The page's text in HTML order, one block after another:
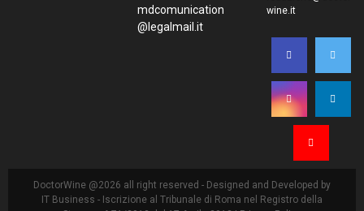
mdcomunication
@legalmail.it
wine.it
DoctorWine @2026 all right reserved - Designed and Developed by
IT Business - Iscrizione al Tribunale di Roma nel Registro della